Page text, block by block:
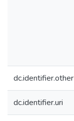
dc.identifier.other
dc.identifier.uri